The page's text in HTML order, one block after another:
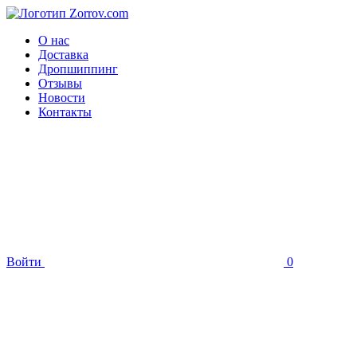
О нас
Доставка
Дропшиппинг
Отзывы
Новости
Контакты
Войти 0